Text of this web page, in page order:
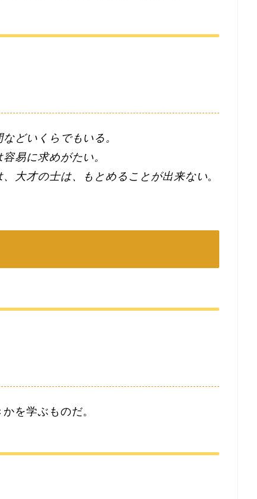
どいくらでもいる。
易に求めがたい。
大才の士は、もとめることが出来ない。
を学ぶものだ。